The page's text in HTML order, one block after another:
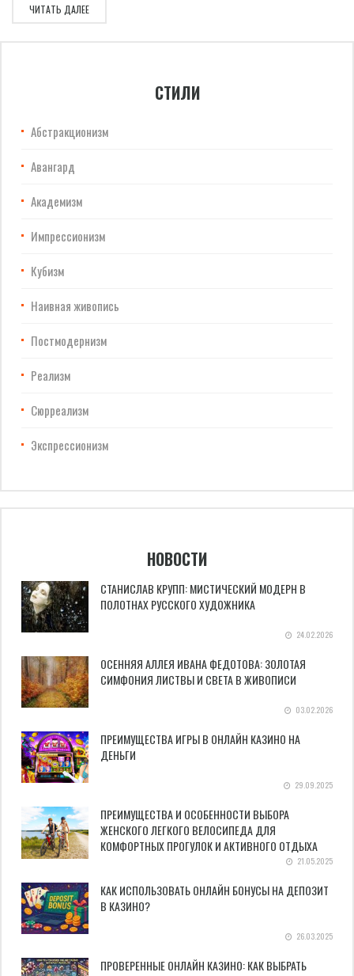
ЧИТАТЬ ДАЛЕЕ
СТИЛИ
Абстракционизм
Авангард
Академизм
Импрессионизм
Кубизм
Наивная живопись
Постмодернизм
Реализм
Сюрреализм
Экспрессионизм
НОВОСТИ
СТАНИСЛАВ КРУПП: МИСТИЧЕСКИЙ МОДЕРН В
ПОЛОТНАХ РУССКОГО ХУДОЖНИКА
24.02.2026
ОСЕННЯЯ АЛЛЕЯ ИВАНА ФЕДОТОВА: ЗОЛОТАЯ
СИМФОНИЯ ЛИСТВЫ И СВЕТА В ЖИВОПИСИ
03.02.2026
ПРЕИМУЩЕСТВА ИГРЫ В ОНЛАЙН КАЗИНО НА
ДЕНЬГИ
29.09.2025
ПРЕИМУЩЕСТВА И ОСОБЕННОСТИ ВЫБОРА
ЖЕНСКОГО ЛЕГКОГО ВЕЛОСИПЕДА ДЛЯ
КОМФОРТНЫХ ПРОГУЛОК И АКТИВНОГО ОТДЫХА
21.05.2025
КАК ИСПОЛЬЗОВАТЬ ОНЛАЙН БОНУСЫ НА ДЕПОЗИТ
В КАЗИНО?
26.03.2025
ПРОВЕРЕННЫЕ ОНЛАЙН КАЗИНО: КАК ВЫБРАТЬ